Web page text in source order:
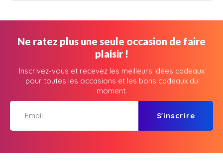
Ne ratez plus une seule occasion de faire
plaisir !
Inscrivez-vous et recevez les meilleurs idées cadeaux
pour toutes les occasions et les bons cadeaux du
moment.
S'inscrire